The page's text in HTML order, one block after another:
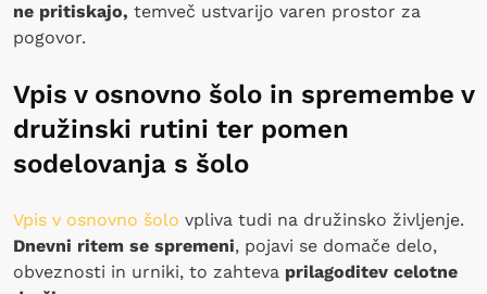
ne pritiskajo, temveč ustvarijo varen prostor za
pogovor.
Vpis v osnovno šolo in spremembe v
družinski rutini ter pomen
sodelovanja s šolo
Vpis v osnovno šolo vpliva tudi na družinsko življenje.
Dnevni ritem se spremeni, pojavi se domače delo,
obveznosti in urniki, to zahteva prilagoditev celotne